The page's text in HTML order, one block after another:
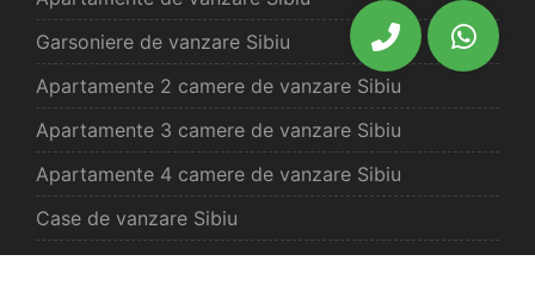
Garsoniere de vanzare Sibiu
Apartamente 2 camere de vanzare Sibiu
Apartamente 3 camere de vanzare Sibiu
Apartamente 4 camere de vanzare Sibiu
Case de vanzare Sibiu
Spatii comercilale de vanzare Sibiu